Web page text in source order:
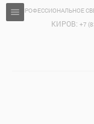
ПРОФЕССИОНАЛЬНОЕ
КИРОВ: +7